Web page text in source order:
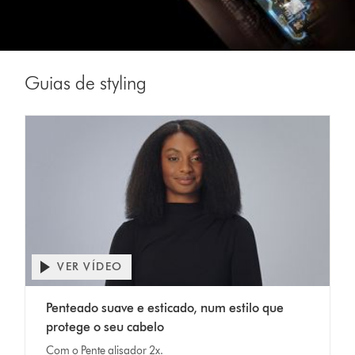
Guias de styling
Transcript
Abrir
a
transcrição
vídeo
VER VÍDEO
Penteado suave e esticado, num estilo que
protege o seu cabelo
Com o Pente alisador 2x.